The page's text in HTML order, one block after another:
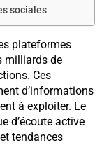
sociales
plateformes
milliards de
Ces
d’informations
à exploiter. Le
d’écoute active
tendances